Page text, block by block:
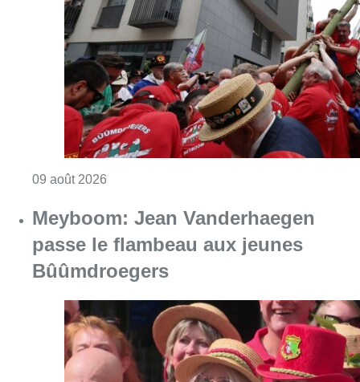
09 août 2026
Meyboom: Jean Vanderhaegen
passe le flambeau aux jeunes
Bûûmdroegers